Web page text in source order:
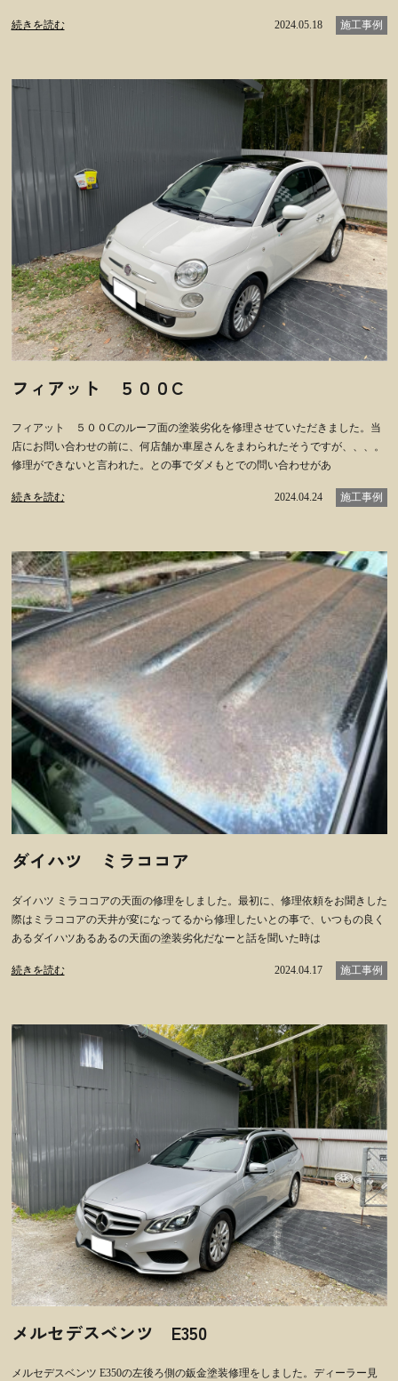
続きを読む 2024.05.18 施工事例
フィアット ５００C
フィアット ５００Cのルーフ面の塗装劣化を修理させていただきました。当
店にお問い合わせの前に、何店舗か車屋さんをまわられたそうですが、、、。
修理ができないと言われた。との事でダメもとでの問い合わせがあ
続きを読む 2024.04.24 施工事例
ダイハツ ミラココア
ダイハツ ミラココアの天面の修理をしました。最初に、修理依頼をお聞きした
際はミラココアの天井が変になってるから修理したいとの事で、いつもの良く
あるダイハツあるあるの天面の塗装劣化だなーと話を聞いた時は
続きを読む 2024.04.17 施工事例
メルセデスベンツ E350
メルセデスベンツ E350の左後ろ側の鈑金塗装修理をしました。ディーラー見